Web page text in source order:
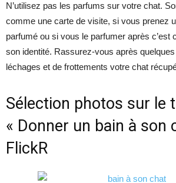
N’utilisez pas les parfums sur votre chat.
comme une carte de visite, si vous prenez
parfumé ou si vous le parfumer après c’est
son identité. Rassurez-vous après
léchages et de frottements votre chat
Sélection photos sur le
« Donner un bain à son
FlickR